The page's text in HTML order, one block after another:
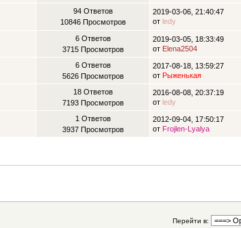
94 Ответов
10846 Просмотров
2019-03-06, 21:40:47
от ledy
6 Ответов
3715 Просмотров
2019-03-05, 18:33:49
от Elena2504
6 Ответов
5626 Просмотров
2017-08-18, 13:59:27
от Рыженькая
18 Ответов
7193 Просмотров
2016-08-08, 20:37:19
от ledy
1 Ответов
3937 Просмотров
2012-09-04, 17:50:17
от Frojlen-Lyalya
Перейти в: